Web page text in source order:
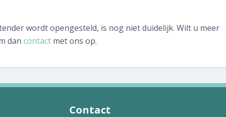
wordt opengesteld, is nog niet duidelijk. Wilt u meer
dan contact met ons op.
Contact
Aan- of verkoopinspectie plannen
Mijn inspectierapport opvragen
Veelgestelde vragen